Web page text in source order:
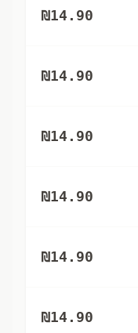
₪14.90
₪14.90
₪14.90
₪14.90
₪14.90
₪14.90